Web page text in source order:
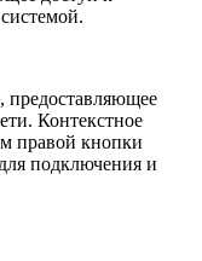
предоставляющее
Контекстное
правой кнопки
подключения и